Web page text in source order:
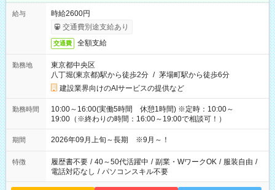
給与
時給2600円
交通費別途支給あり
交通費 全額支給
勤務地
東京都中央区
八丁堀(東京都)駅から徒歩2分 / 茅場町駅から徒歩6分
建設業界向けのAIサービスの提供など
勤務時間
10:00～16:00(実働5時間 休憩1時間) ※定時：10:00～
19:00（※終わりの時間：16:00～19:00で相談可！）
期間 2026年09月上旬～長期 ※9月～！
特徴 履歴書不要 / 40～50代活躍中 / 副業・WワークOK / 服装自由 /
電話対応なし / パソコンスキル不要